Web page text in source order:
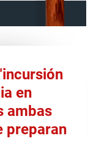
en
ambas
preparan